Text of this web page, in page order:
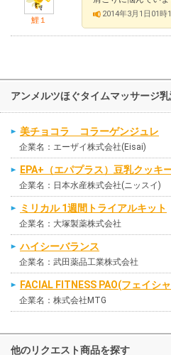
鯉１
2014年3月1日01時
アンメルツほぐタイムマッサージ
美チョコラ コラーゲンジュレ
企業名：エーザイ株式会社(Eisai)
EPA+（エパプラス）豆乳クッキ
企業名：日本水産株式会社(ニッスイ)
ミリカル 1週間トライアルキット
企業名：大塚製薬株式会社
ハイシーバランス
企業名：武田薬品工業株式会社
FACIAL FITNESS PAO(フェイシ
企業名：株式会社MTG
他のリクエスト商品を探す